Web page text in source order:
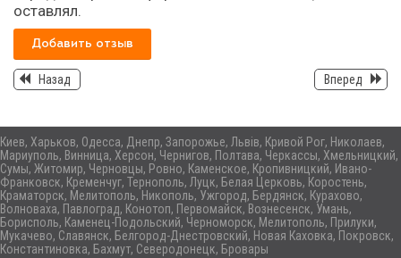
оставлял.
Добавить отзыв
Назад Вперед
Киев, Харьков, Одесса, Днепр, Запорожье, Львів, Кривой Рог, Николаев,
Мариуполь, Винница, Херсон, Чернигов, Полтава, Черкассы, Хмельницкий,
Сумы, Житомир, Черновцы, Ровно, Каменское, Кропивницкий, Ивано-
Франковск, Кременчуг, Тернополь, Луцк, Белая Церковь, Коростень,
Краматорск, Мелитополь, Никополь, Ужгород, Бердянск, Курахово,
Волноваха, Павлоград, Конотоп, Первомайск, Вознесенск, Умань,
Борисполь, Каменец-Подольский, Черноморск, Мелитополь, Прилуки,
Мукачево, Славянск, Белгород-Днестровский, Новая Каховка, Покровск,
Константиновка, Бахмут, Северодонецк, Бровары